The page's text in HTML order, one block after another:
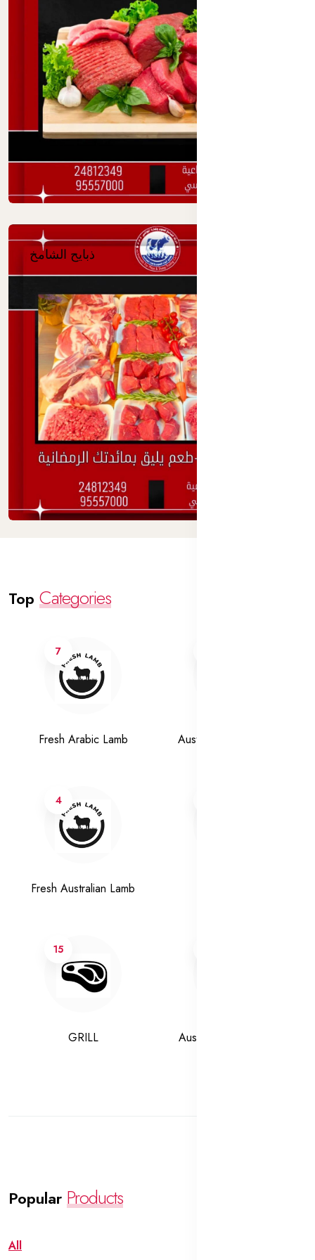
ذبايح الشامخ
Top Categories
7
Fresh Arabic Lamb Australian chilled Lamb
4
Fresh Australian Lamb
15
GRILL Australian veal vacuum
Popular Products
All